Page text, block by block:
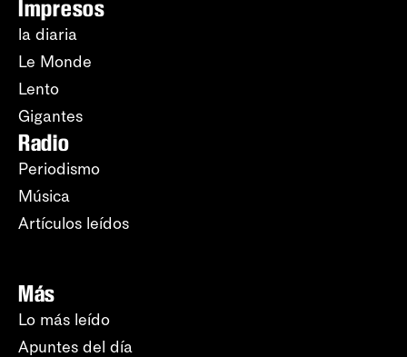
Impresos
la diaria
Le Monde
Lento
Gigantes
Radio
Periodismo
Música
Artículos leídos
Más
Lo más leído
Apuntes del día